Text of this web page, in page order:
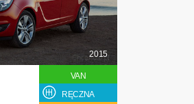
2015
VAN
RĘCZNA